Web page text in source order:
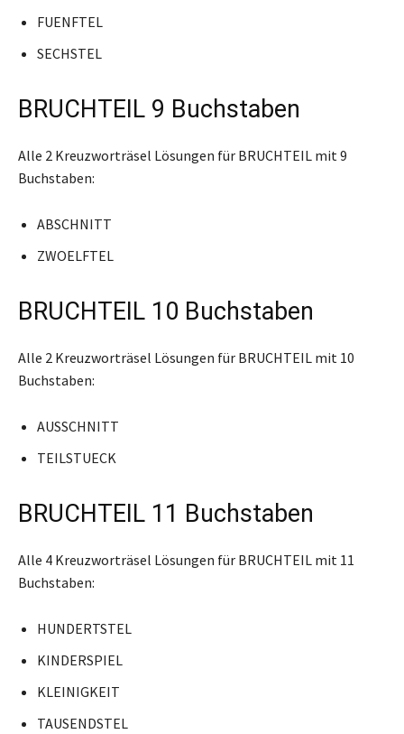
FUENFTEL
SECHSTEL
BRUCHTEIL 9 Buchstaben
Alle 2 Kreuzworträsel Lösungen für BRUCHTEIL mit 9
Buchstaben:
ABSCHNITT
ZWOELFTEL
BRUCHTEIL 10 Buchstaben
Alle 2 Kreuzworträsel Lösungen für BRUCHTEIL mit 10
Buchstaben:
AUSSCHNITT
TEILSTUECK
BRUCHTEIL 11 Buchstaben
Alle 4 Kreuzworträsel Lösungen für BRUCHTEIL mit 11
Buchstaben:
HUNDERTSTEL
KINDERSPIEL
KLEINIGKEIT
TAUSENDSTEL